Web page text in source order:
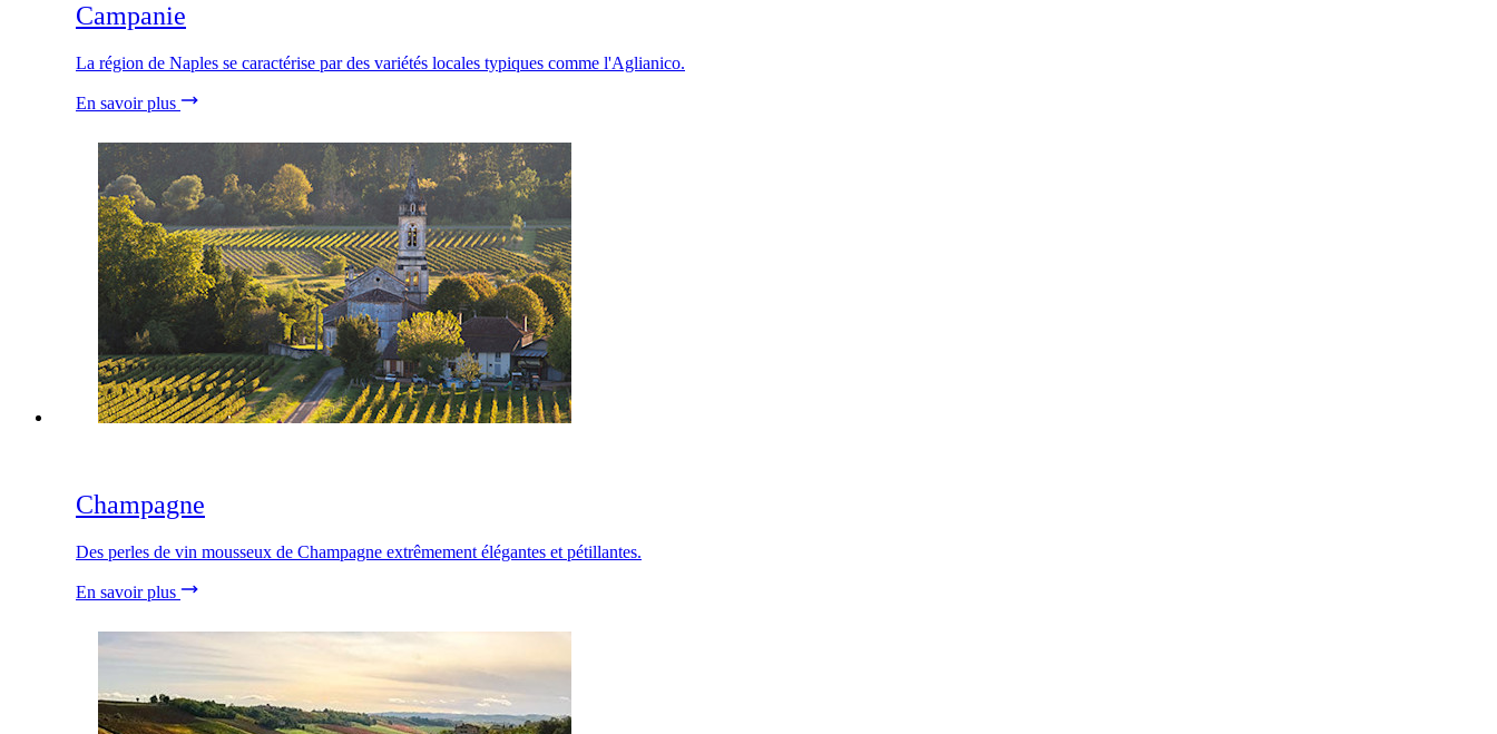
Campanie
La région de Naples se caractérise par des variétés locales typiques comme l'Aglianico.
En savoir plus
Champagne
Des perles de vin mousseux de Champagne extrêmement élégantes et pétillantes.
En savoir plus